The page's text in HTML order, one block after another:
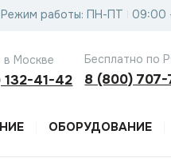
Режим работы: ПН-ПТ 09:00
Москве
132-41-42
Бесплатно по
8 (800) 707-
ОБОРУДОВАНИЕ